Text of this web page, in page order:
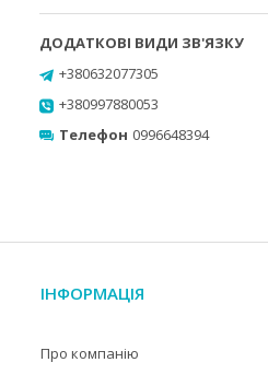
+380632077305
+380997880053
Телефон 0996648394
ІНФОРМАЦІЯ
Про компанію